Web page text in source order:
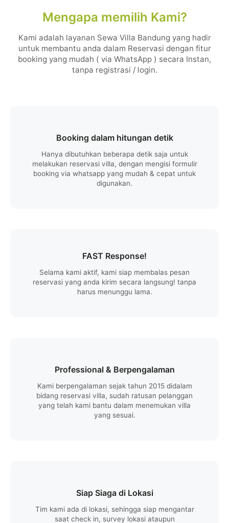
Mengapa memilih Kami?
Kami adalah layanan Sewa Villa Bandung yang hadir
untuk membantu anda dalam Reservasi dengan fitur
booking yang mudah ( via WhatsApp ) secara Instan,
tanpa registrasi / login.
Booking dalam hitungan detik
Hanya dibutuhkan beberapa detik saja untuk
melakukan reservasi villa, dengan mengisi formulir
booking via whatsapp yang mudah & cepat untuk
digunakan.
FAST Response!
Selama kami aktif, kami siap membalas pesan
reservasi yang anda kirim secara langsung! tanpa
harus menunggu lama.
Professional & Berpengalaman
Kami berpengalaman sejak tahun 2015 didalam
bidang reservasi villa, sudah ratusan pelanggan
yang telah kami bantu dalam menemukan villa
yang sesuai.
Siap Siaga di Lokasi
Tim kami ada di lokasi, sehingga siap mengantar
saat check in, survey lokasi ataupun